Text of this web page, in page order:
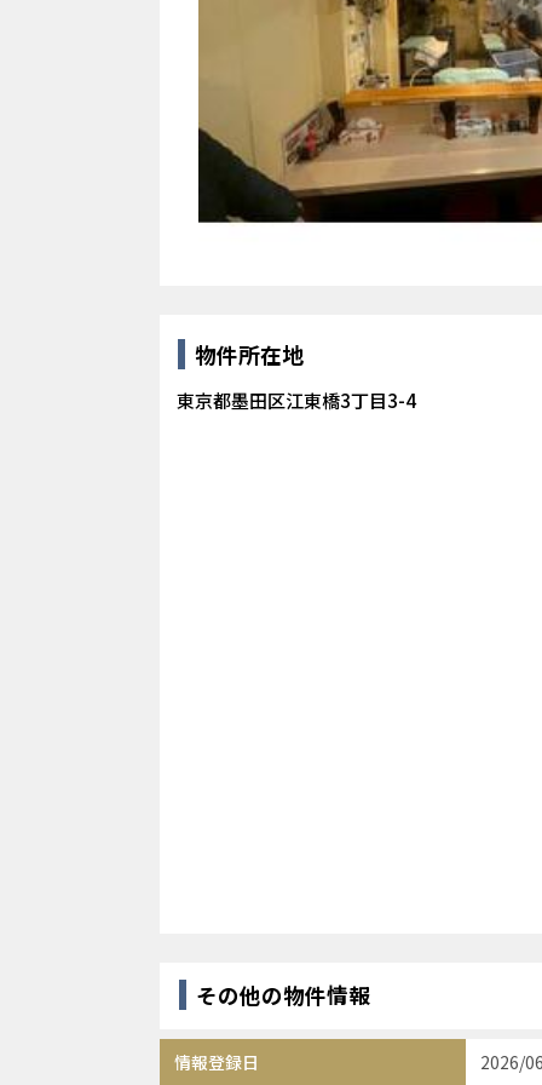
物件所在地
東京都墨田区江東橋3丁目3-4
その他の物件情報
情報登録日 2026/